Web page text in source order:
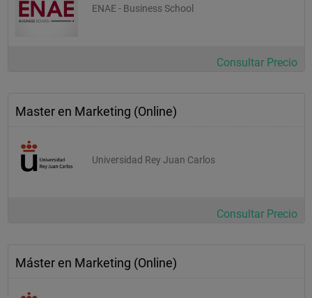
ENAE - Business School
Consultar Precio
Master en Marketing (Online)
Universidad Rey Juan Carlos
Consultar Precio
Máster en Marketing (Online)